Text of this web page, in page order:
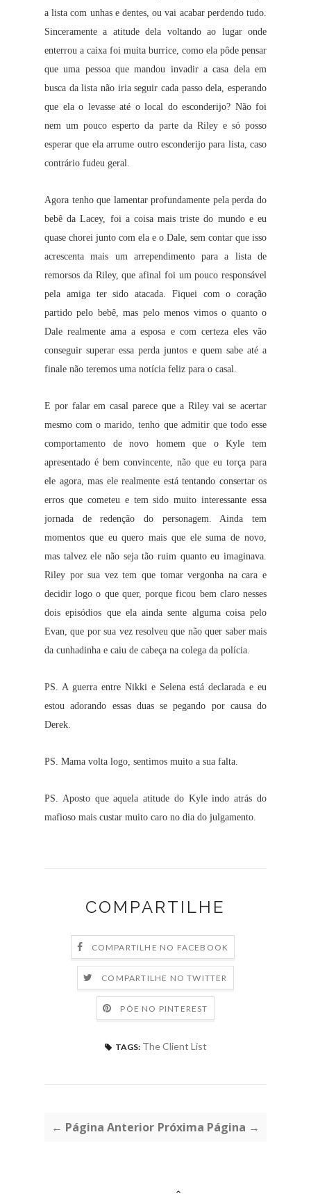
a lista com unhas e dentes, ou vai acabar perdendo tudo.
Sinceramente a atitude dela voltando ao lugar onde
enterrou a caixa foi muita burrice, como ela pôde pensar
que uma pessoa que mandou invadir a casa dela em
busca da lista não iria seguir cada passo dela, esperando
que ela o levasse até o local do esconderijo? Não foi
nem um pouco esperto da parte da Riley e só posso
esperar que ela arrume outro esconderijo para lista, caso
contrário fudeu geral.
Agora tenho que lamentar profundamente pela perda do
bebê da Lacey, foi a coisa mais triste do mundo e eu
quase chorei junto com ela e o Dale, sem contar que isso
acrescenta mais um arrependimento para a lista de
remorsos da Riley, que afinal foi um pouco responsável
pela amiga ter sido atacada. Fiquei com o coração
partido pelo bebê, mas pelo menos vimos o quanto o
Dale realmente ama a esposa e com certeza eles vão
conseguir superar essa perda juntos e quem sabe até a
finale não teremos uma notícia feliz para o casal.
E por falar em casal parece que a Riley vai se acertar
mesmo com o marido, tenho que admitir que todo esse
comportamento de novo homem que o Kyle tem
apresentado é bem convincente, não que eu torça para
ele agora, mas ele realmente está tentando consertar os
erros que cometeu e tem sido muito interessante essa
jornada de redenção do personagem. Ainda tem
momentos que eu quero mais que ele suma de novo,
mas talvez ele não seja tão ruim quanto eu imaginava.
Riley por sua vez tem que tomar vergonha na cara e
decidir logo o que quer, porque ficou bem claro nesses
dois episódios que ela ainda sente alguma coisa pelo
Evan, que por sua vez resolveu que não quer saber mais
da cunhadinha e caiu de cabeça na colega da polícia.
PS. A guerra entre Nikki e Selena está declarada e eu
estou adorando essas duas se pegando por causa do
Derek.
PS. Mama volta logo, sentimos muito a sua falta.
PS. Aposto que aquela atitude do Kyle indo atrás do
mafioso mais custar muito caro no dia do julgamento.
COMPARTILHE
COMPARTILHE NO FACEBOOK
COMPARTILHE NO TWITTER
PÕE NO PINTEREST
TAGS: The Client List
← Página Anterior Próxima Página →